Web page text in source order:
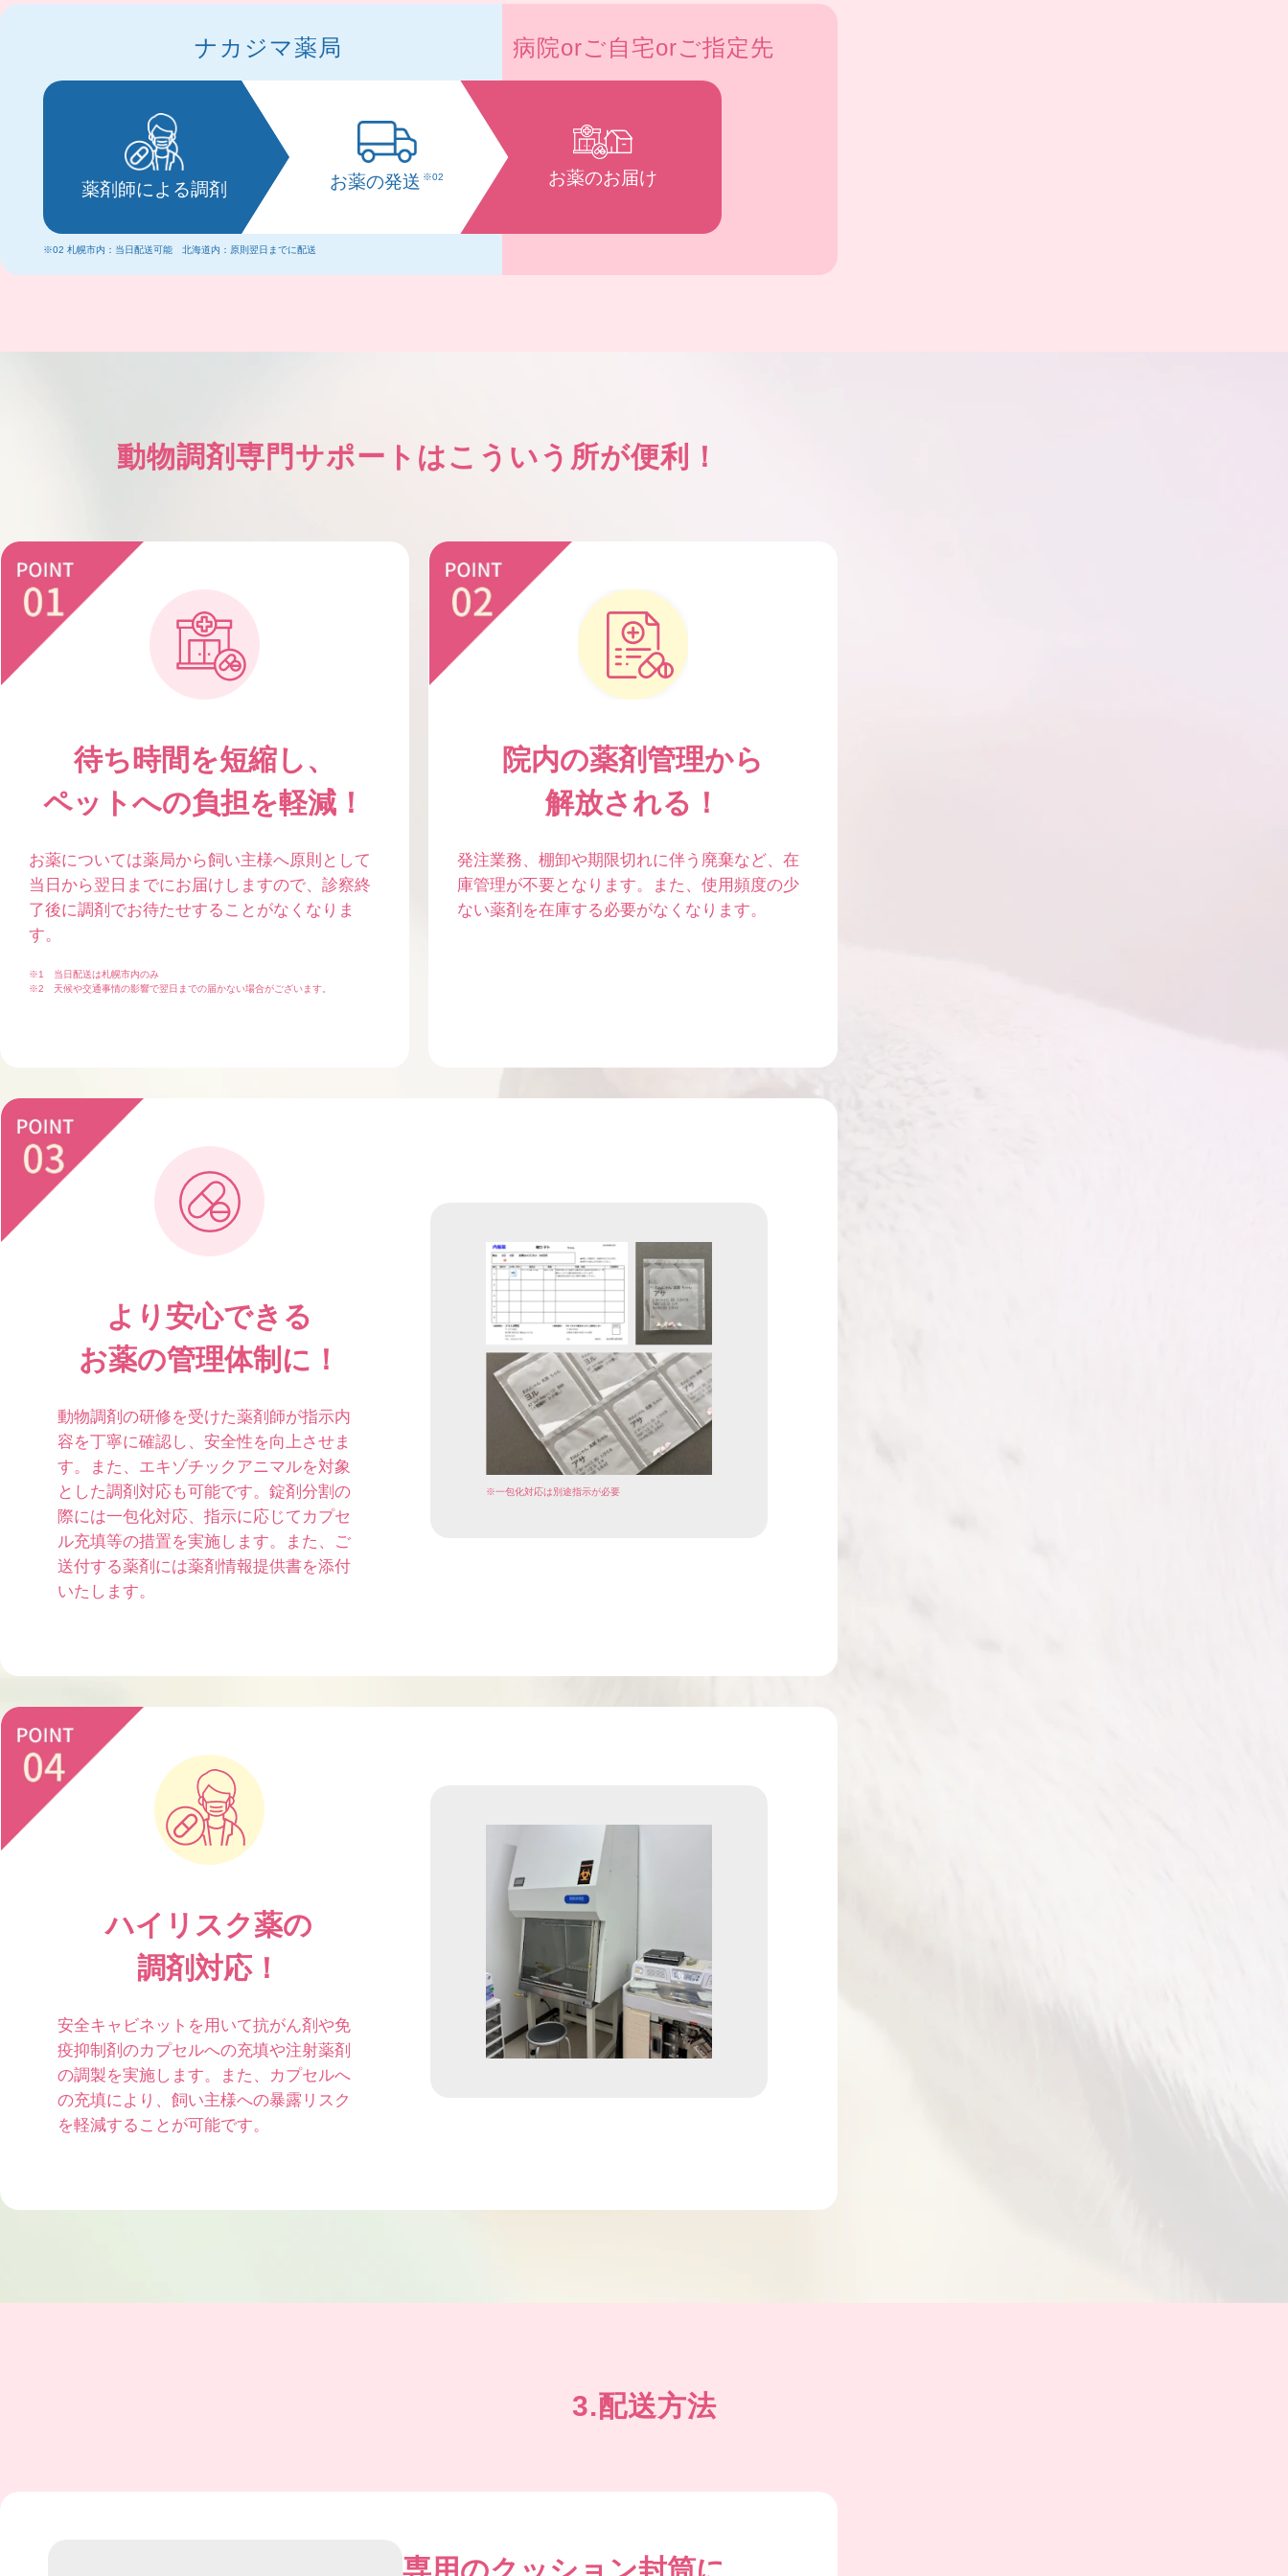
ナカジマ薬局 病院orご自宅orご指定先
薬剤師による調剤 お薬の発送 ※02 お薬のお届け
※02 札幌市内：当日配送可能 北海道内：原則翌日までに配送
動物調剤専門サポートはこういう所が便利！
待ち時間を短縮し、
ペットへの負担を軽減！
お薬については薬局から飼い主様へ原則として
当日から翌日までにお届けしますので、診察終
了後に調剤でお待たせすることがなくなりま
す。
※1 当日配送は札幌市内のみ
※2 天候や交通事情の影響で翌日までの届かない場合がございます。
院内の薬剤管理から
解放される！
発注業務、棚卸や期限切れに伴う廃棄など、在
庫管理が不要となります。また、使用頻度の少
ない薬剤を在庫する必要がなくなります。
より安心できる
お薬の管理体制に！
動物調剤の研修を受けた薬剤師が指示内
容を丁寧に確認し、安全性を向上させま
す。また、エキゾチックアニマルを対象
とした調剤対応も可能です。錠剤分割の
際には一包化対応、指示に応じてカプセ
ル充填等の措置を実施します。また、ご
送付する薬剤には薬剤情報提供書を添付
いたします。
※一包化対応は別途指示が必要
ハイリスク薬の
調剤対応！
安全キャビネットを用いて抗がん剤や免
疫抑制剤のカプセルへの充填や注射薬剤
の調製を実施します。また、カプセルへ
の充填により、飼い主様への暴露リスク
を軽減することが可能です。
3.配送方法
専用のクッション封筒に